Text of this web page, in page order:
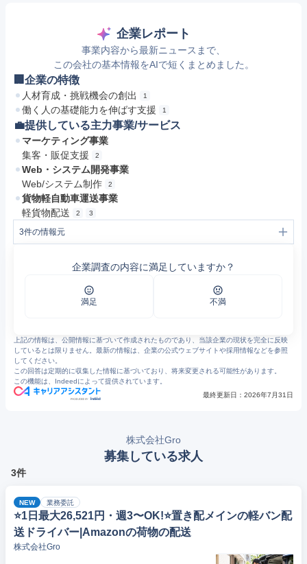
企業レポート
事業内容から最新ニュースまで、
この会社の基本情報をAIで短くまとめました。
🏢企業の特徴
人材育成・挑戦機会の創出 1
働く人の基礎能力を伸ばす支援 1
💼提供している主力事業/サービス
マーケティング事業
集客・販促支援
2
Web・システム開発事業
Web/システム制作
2
貨物軽自動車運送事業
軽貨物配送
2 3
3件の情報元
https://next.rikunabi.com/company/550514521/
企業調査の内容に満足していますか？
満足 不満
上記の情報は、公開情報に基づいて作成されたものであり、当該企業の現状を完全に反映
しているとは限りません。最新の情報は、企業の公式ウェブサイトや採用情報などを参照
してください。
この回答は定期的に収集した情報に基づいており、将来変更される可能性があります。
この機能は、Indeedによって提供されています。
最終更新日： 2026年7月31日
株式会社Gro
募集している求人
3件
NEW 業務委託
⭐️1日最大26,521円・週3〜OK!⭐️置き配メインの軽バン配
送ドライバー|Amazonの荷物の配送
株式会社Gro